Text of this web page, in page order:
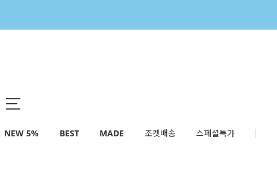
NEW 5% BEST MADE 조켓배송 스페셜특가